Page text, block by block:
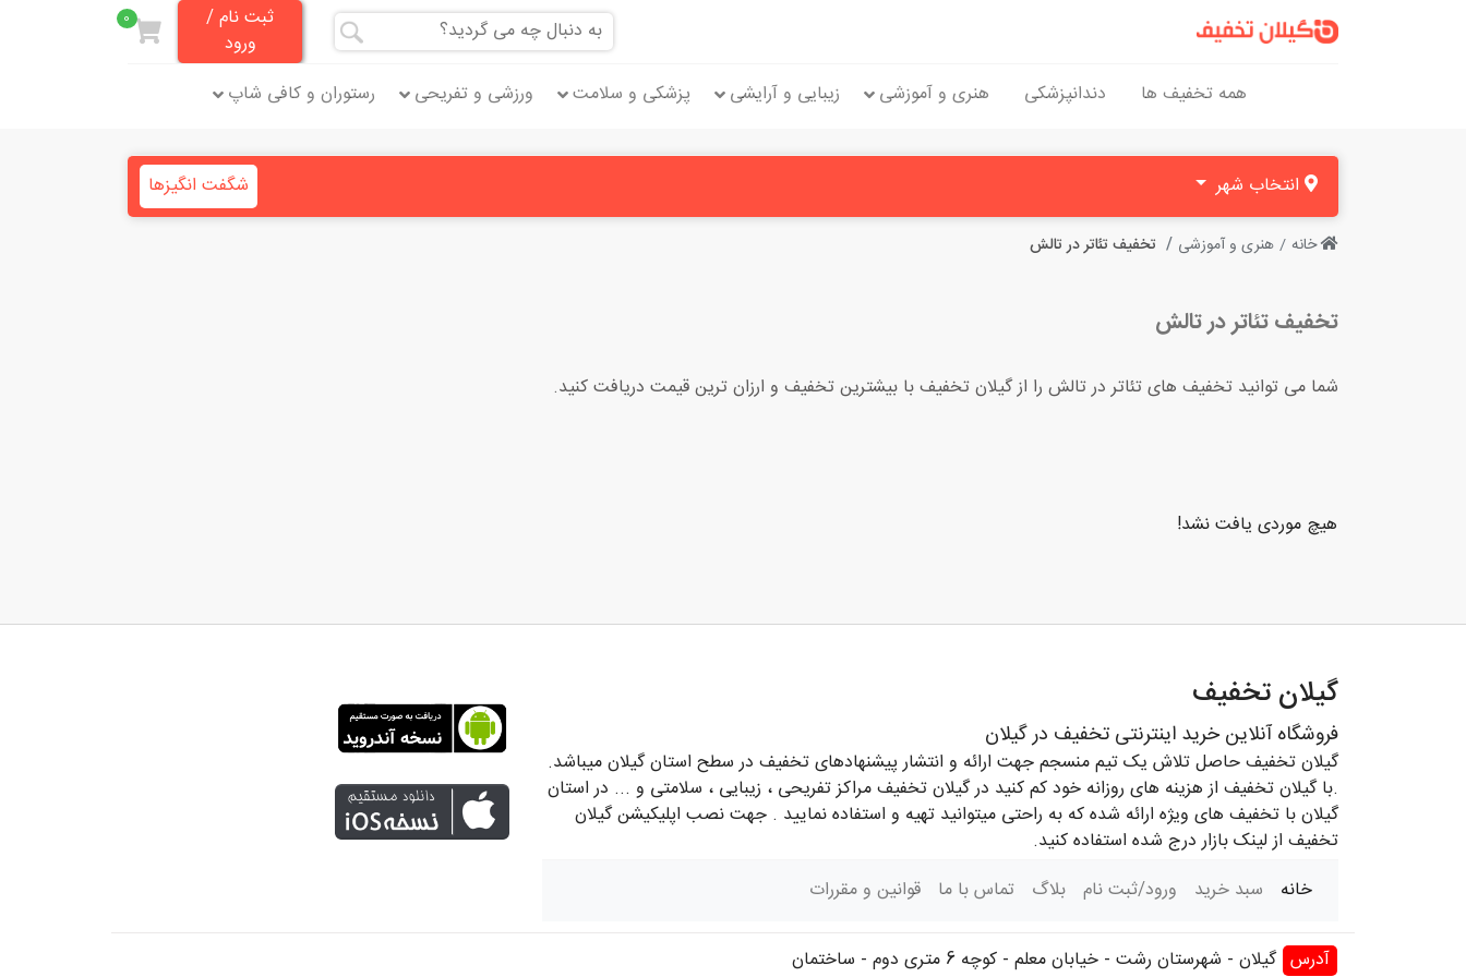
ثبت نام /
ورود
0
همه تخفیف ها دندانپزشکی هنری و آموزشی زیبایی و آرایشی پزشکی و سلامت ورزشی و تفریحی رستوران و کافی شاپ
انتخاب شهر شگفت انگیزها
خانه هنری و آموزشی تخفیف تئاتر در تالش
تخفیف تئاتر در تالش
شما می توانید تخفیف های تئاتر در تالش را از گیلان تخفیف با بیشترین تخفیف و ارزان ترین قیمت دریافت کنید.
هیچ موردی یافت نشد!
گیلان تخفیف
فروشگاه آنلاین خرید اینترنتی تخفیف در گیلان
گیلان تخفیف حاصل تلاش یک تیم منسجم جهت ارائه و انتشار پیشنهادهای تخفیف در سطح استان گیلان میباشد.
.با گیلان تخفیف از هزینه های روزانه خود کم کنید در گیلان تخفیف مراکز تفریحی ، زیبایی ، سلامتی و ... در استان
گیلان با تخفیف های ویژه ارائه شده که به راحتی میتوانید تهیه و استفاده نمایید . جهت نصب اپلیکیشن گیلان
تخفیف از لینک بازار درج شده استفاده کنید.
خانه
سبد خرید ورود/ثبت نام بلاگ تماس با ما قوانین و مقررات
آدرس
گیلان - شهرستان رشت - خیابان معلم - کوچه 6 متری دوم - ساختمان